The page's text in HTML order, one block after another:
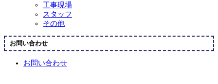
工事現場
スタッフ
その他
お問い合わせ
お問い合わせ